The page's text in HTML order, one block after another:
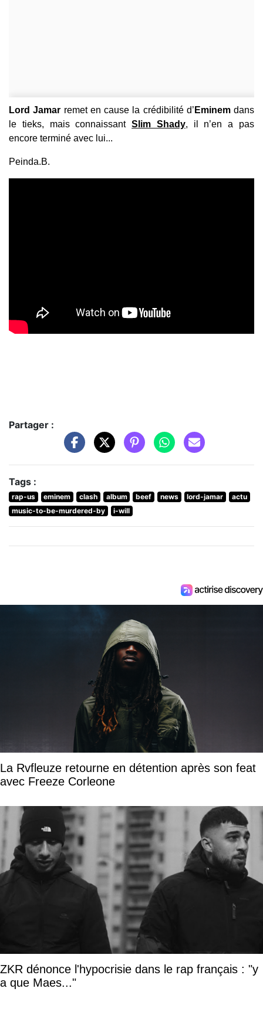
Lord Jamar remet en cause la crédibilité d’ Eminemdans
le tieks, mais connaissantSlim Shady, il
n’en a pas
encore terminé avec lui...
Peinda.B.
Partager :
Tags :
rap-us eminem clash album beef news lord-jamar
actu
music-to-be-murdered-by
i-will
La Rvfleuze retourne en détention après son feat
avec Freeze Corleone
ZKR dénonce l'hypocrisie dans le rap français : "y
a que Maes..."